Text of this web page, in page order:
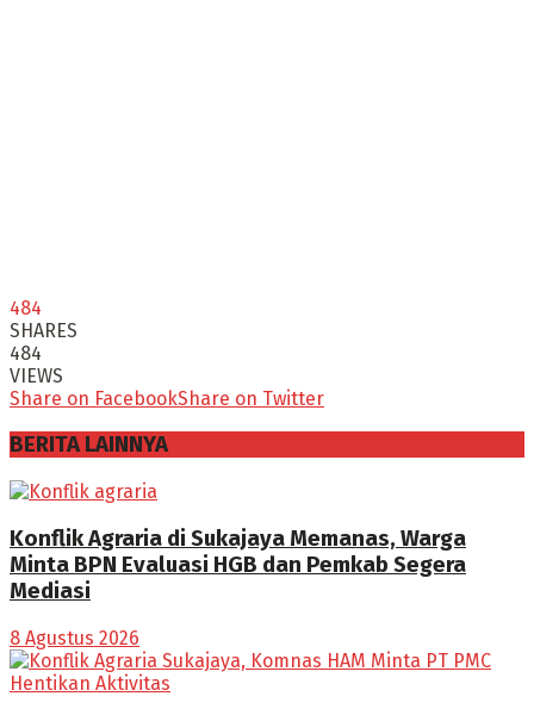
484
SHARES
484
VIEWS
Share on FacebookShare on Twitter
BERITA LAINNYA
Konflik Agraria di Sukajaya Memanas, Warga
Minta BPN Evaluasi HGB dan Pemkab Segera
Mediasi
8 Agustus 2026